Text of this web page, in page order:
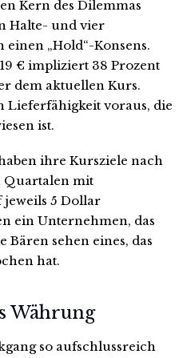
Kern des Dilemmas
Halte- und vier
„Hold“-Konsens.
€ impliziert 38 Prozent
dem aktuellen Kurs.
Lieferfähigkeit voraus, die
ist.
ihre Kursziele nach
Quartalen mit
jeweils 5 Dollar
ein Unternehmen, das
sehen eines, das
hat.
Währung
so aufschlussreich